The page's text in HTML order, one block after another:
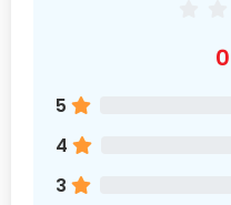
0
5
4
3